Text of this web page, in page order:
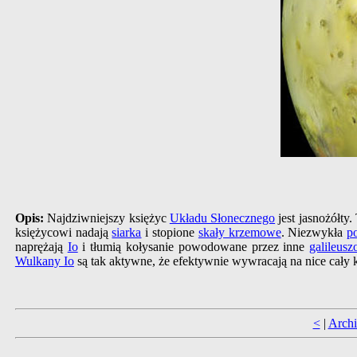
Opis:Najdziwniejszy księżyc Układu Słonecznego jest
księżycowi nadająsiarka i stopione skały krzemowe. Niezwykła
naprężają Ioi tłumią kołysanie powodowane przez inne
Wulkany Iosą tak aktywne, że efektywnie wywracają na nice
<|